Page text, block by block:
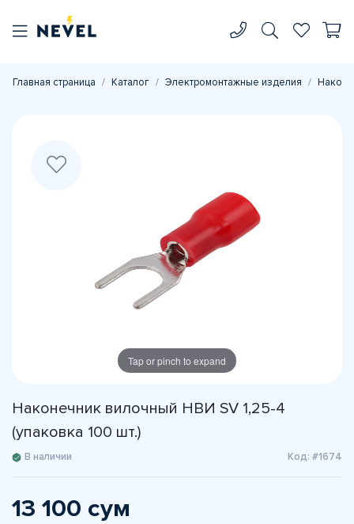
Главная страница Каталог Электромонтажные изделия
Tap or pinch to expand
Наконечник вилочный НВИ SV 1,25-4
(упаковка 100 шт.)
В наличии Код: #1674
13 100 сум